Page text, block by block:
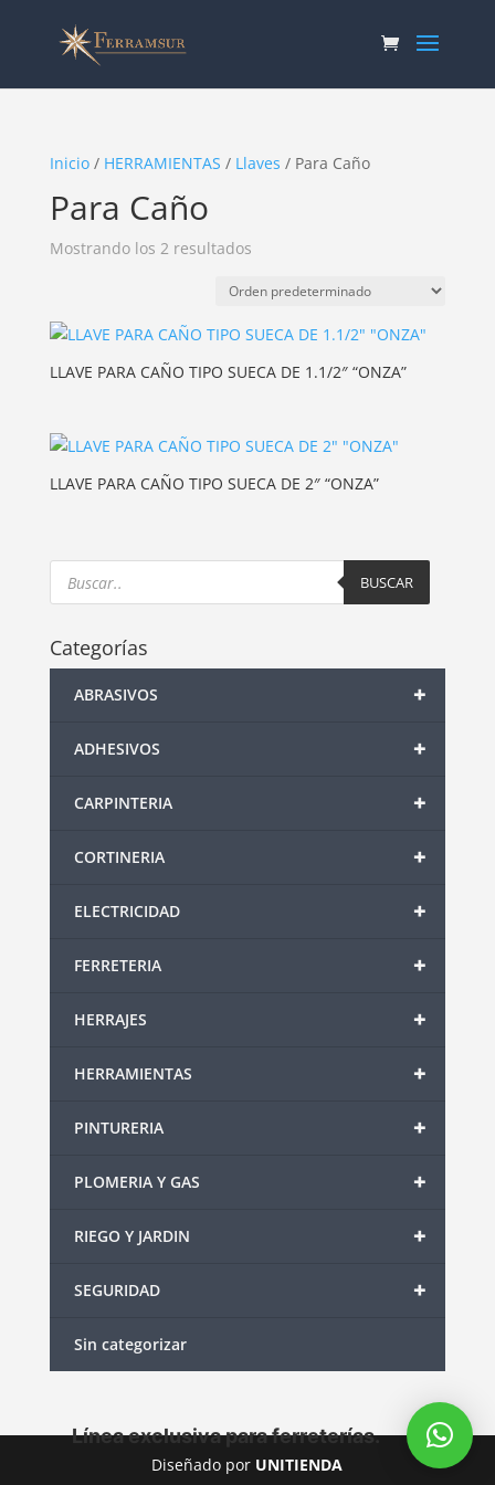
Inicio/ HERRAMIENTAS / Llaves / Para Caño
Para Caño
Mostrando los 2 resultados
LLAVE PARA CAÑO TIPO SUECA DE 1.1/2″ “ONZA”
LLAVE PARA CAÑO TIPO SUECA DE 2″ “ONZA”
Products
search BUSCAR
Categorías
+
ABRASIVOS
+
ADHESIVOS
+
CARPINTERIA
+
CORTINERIA
+
ELECTRICIDAD
+
FERRETERIA
+
HERRAJES
+
HERRAMIENTAS
+
PINTURERIA
+
PLOMERIA Y GAS
+
RIEGO Y JARDIN
+
SEGURIDAD
Sin categorizar
Diseñado por UNITIENDA
Línea exclusiva para ferreterías.